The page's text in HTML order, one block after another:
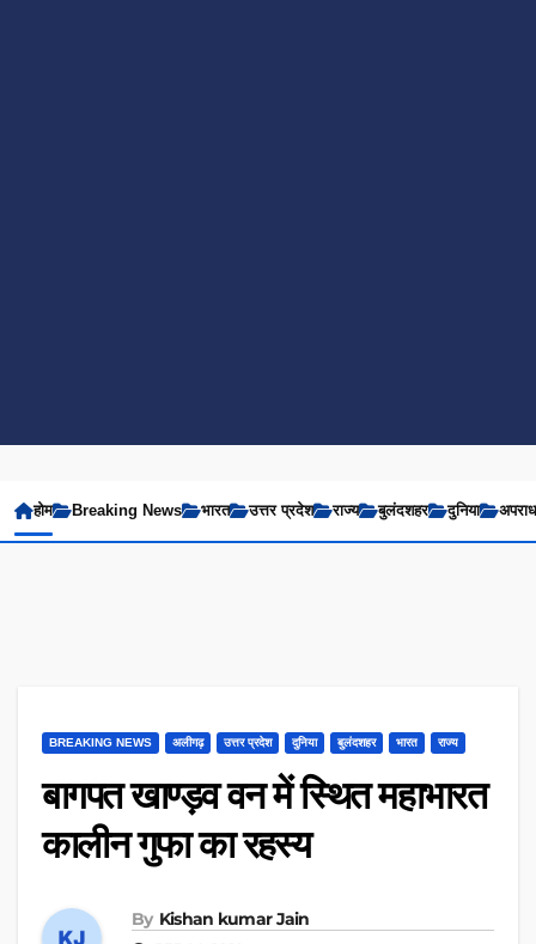
होम Breaking News भारत उत्तर प्रदेश राज्य बुलंदशहर दुनिया अपराध
BREAKING NEWS अलीगढ़ उत्तर प्रदेश दुनिया बुलंदशहर भारत राज्य
बागपत खाण्ड़व वन में स्थित महाभारत
कालीन गुफा का रहस्य
By Kishan kumar Jain